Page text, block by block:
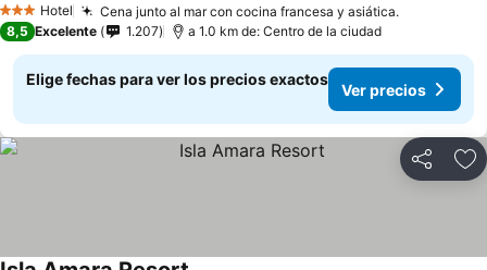
3 Estrellas
Hotel Cena junto al mar con cocina francesa y asiática.
8,5 Excelente 1.207 a 1.0 km de: Centro de la ciudad
Elige fechas para ver los precios exactos
Ver precios
Compartir